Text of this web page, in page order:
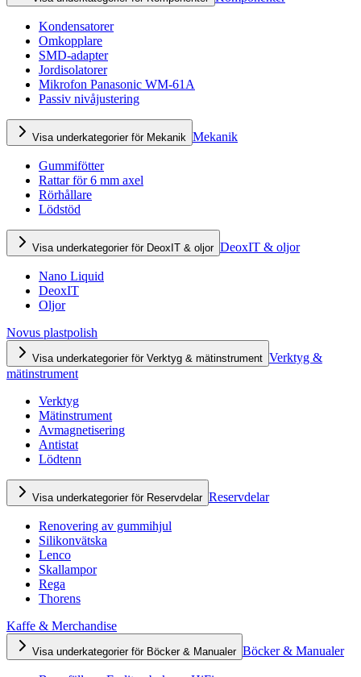
Kondensatorer
Omkopplare
SMD-adapter
Jordisolatorer
Mikrofon Panasonic WM-61A
Passiv nivåjustering
Visa underkategorier för Mekanik Mekanik
Gummifötter
Rattar för 6 mm axel
Rörhållare
Lödstöd
Visa underkategorier för DeoxIT & oljor DeoxIT & oljor
Nano Liquid
DeoxIT
Oljor
Novus plastpolish
Visa underkategorier för Verktyg & mätinstrument Verktyg &
mätinstrument
Verktyg
Mätinstrument
Avmagnetisering
Antistat
Lödtenn
Visa underkategorier för Reservdelar Reservdelar
Renovering av gummihjul
Silikonvätska
Lenco
Skallampor
Rega
Thorens
Kaffe & Merchandise
Visa underkategorier för Böcker & Manualer Böcker & Manualer